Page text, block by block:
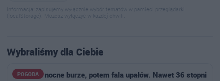
Informacja: zapisujemy wyłącznie wybór tematów w pamięci przeglądarki
(localStorage). Możesz wyłączyć w każdej chwili.
Wybraliśmy dla Ciebie
POGODA
Najpierw nocne burze, potem fala upałów. Nawet 36 stopni